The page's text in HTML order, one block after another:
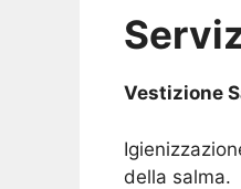
Vestizione
della salma.